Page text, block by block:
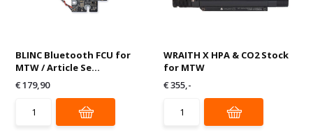
BLINC Bluetooth FCU for
MTW / Article Se...
€ 179,90
WRAITH X HPA & CO2 Stock
for MTW
€ 355,-